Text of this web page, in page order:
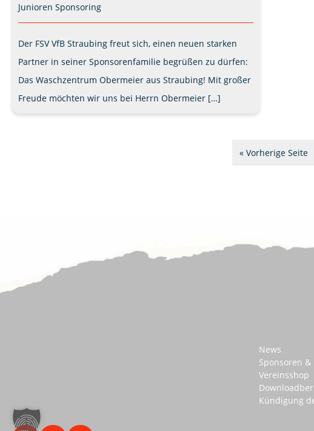
Junioren Sponsoring
Der FSV VfB Straubing freut sich, einen neuen starken
Partner in seiner Sponsorenfamilie begrüßen zu dürfen:
Das Waschzentrum Obermeier aus Straubing! Mit großer
Freude möchten wir uns bei Herrn Obermeier […]
« Vorherige Seite
News
Sponsoren &
Vereinsshop
Kündigung